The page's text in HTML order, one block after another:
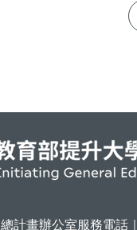
總計畫辦公室服務電話｜